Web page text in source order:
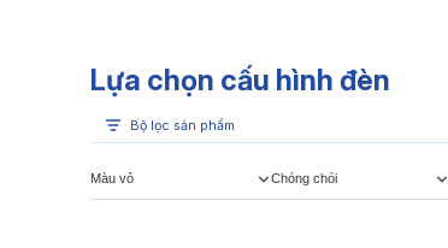
Lựa chọn cấu hình đèn
Bộ lọc sản phẩm
Màu vỏ Chóng chói